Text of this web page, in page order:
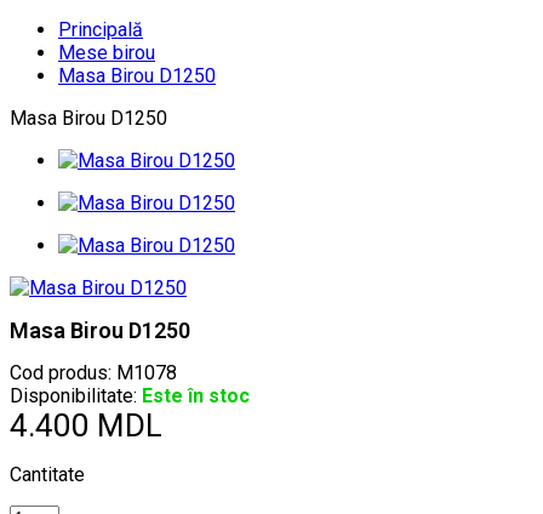
Principală
Mese birou
Masa Birou D1250
Masa Birou D1250
Masa Birou D1250
Cod produs: M1078
Disponibilitate: Este în stoc
4.400 MDL
Cantitate